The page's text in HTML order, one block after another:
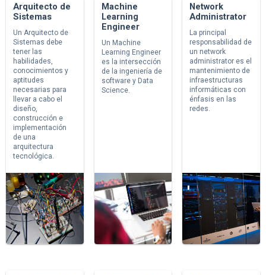
Arquitecto de
Sistemas
Un Arquitecto de
Sistemas debe
tener las
habilidades,
conocimientos y
aptitudes
necesarias para
llevar a cabo el
diseño,
construcción e
implementación
de una
arquitectura
tecnológica.
Machine
Learning
Engineer
Un Machine
Learning Engineer
es la intersección
de la ingeniería de
software y Data
Science.
Network
Administrator
La principal
responsabilidad de
un network
administrator es el
mantenimiento de
infraestructuras
informáticas con
énfasis en las
redes.